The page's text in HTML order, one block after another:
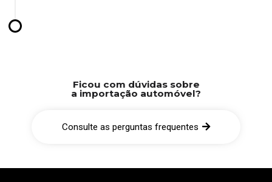
Ficou com dúvidas sobre
a importação automóvel?
Consulte as perguntas frequentes